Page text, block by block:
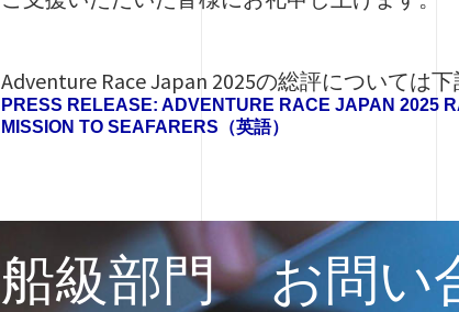
Adventure Race Japan 2025の総評については
PRESS RELEASE: ADVENTURE RACE JAPAN 2025
MISSION TO SEAFARERS（英語）
船級部門 お問い